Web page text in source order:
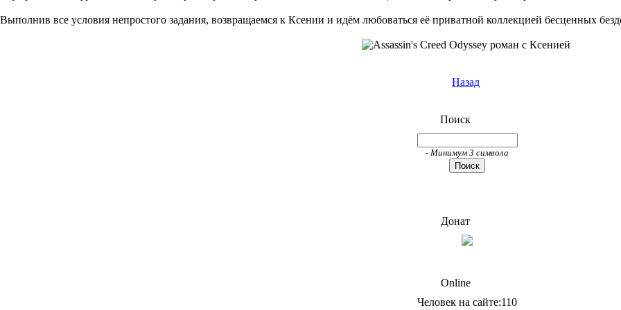
Выполнив все условия непростого задания, возвращаемся к Ксении и идём любоваться её приватной коллекцией бесценных
Назад
Поиск
- Минимум 3 символа
Донат
Online
Человек на сайте:110